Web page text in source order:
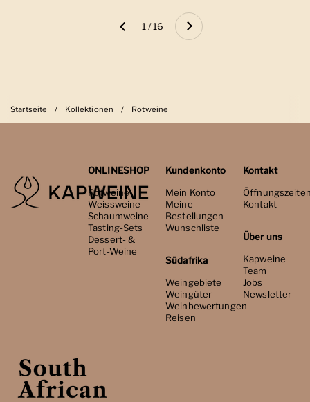
Zurück 1 / 16 Weiter
Startseite / Kollektionen / Rotweine
ONLINESHOP
Rotweine
Weissweine
Schaumweine
Tasting-Sets
Dessert- &
Port-Weine
Kundenkonto
Mein Konto
Meine
Bestellungen
Wunschliste
Südafrika
Weingebiete
Weingüter
Weinbewertungen
Reisen
Kontakt
Kontakt
Über uns
Kapweine
Team
Jobs
Newsletter